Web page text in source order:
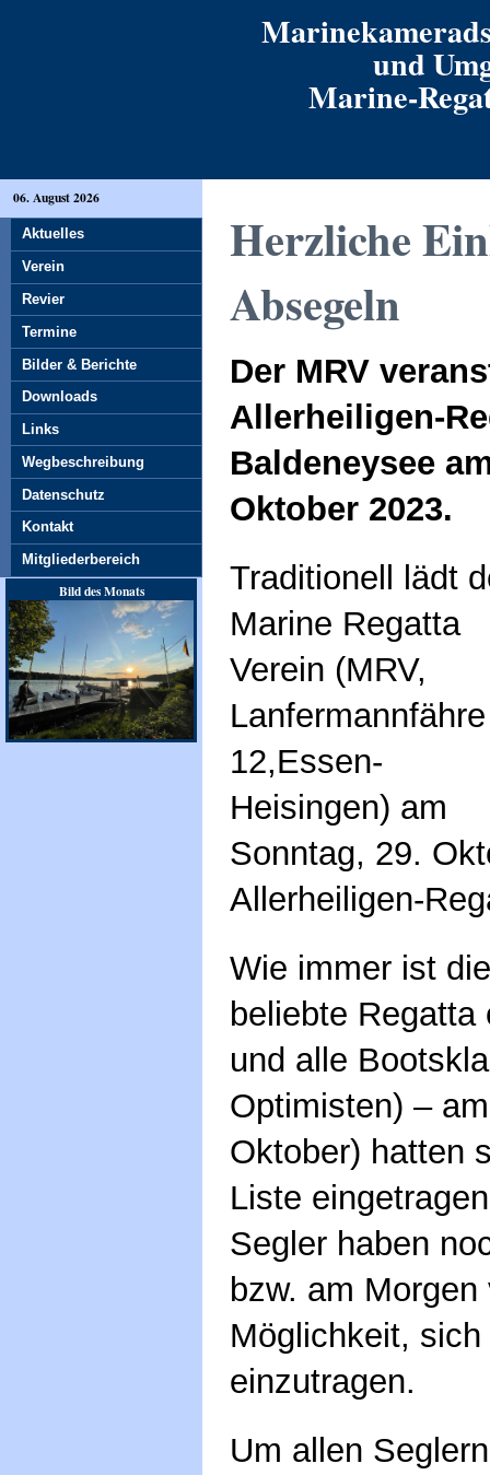
und
Marine-
Herzliche
Absegeln
Der MRV
Allerheiligen-
Baldeneysee
Oktober 2023.
Traditionell lädt
Marine Regatta
Verein (MRV,
Lanfermannfähre
12,Essen-
Heisingen) am
Sonntag, 29.
Allerheiligen-
Wie immer ist
beliebte Regatta
und alle
Optimisten) –
Oktober) hatten
Liste
Segler haben
bzw. am
Möglichkeit,
einzutragen.
Um allen
06. August 2026
Aktuelles
Verein
Revier
Termine
Bilder & Berichte
Downloads
Links
Wegbeschreibung
Datenschutz
Kontakt
Mitgliederbereich
Bild des Monats